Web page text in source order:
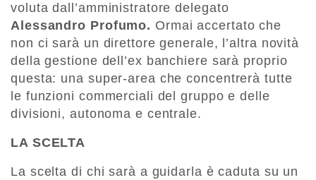
voluta dall’amministratore delegato
Alessandro Profumo. Ormai accertato che
non ci sarà un direttore generale, l’altra novità
della gestione dell’ex banchiere sarà proprio
questa: una super-area che concentrerà tutte
le funzioni commerciali del gruppo e delle
divisioni, autonoma e centrale.
LA SCELTA
La scelta di chi sarà a guidarla è caduta su un